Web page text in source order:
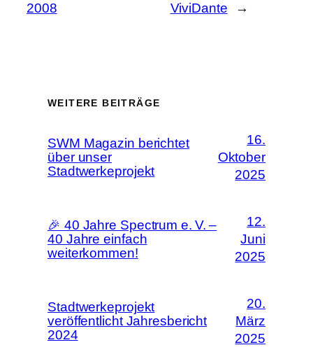
2008
ViviDante
→
WEITERE BEITRÄGE
SWM Magazin berichtet
über unser
Stadtwerkeprojekt
16.
Oktober
2025
🎉 40 Jahre Spectrum e. V. –
40 Jahre einfach
weiterkommen!
12.
Juni
2025
Stadtwerkeprojekt
veröffentlicht Jahresbericht
2024
20.
März
2025